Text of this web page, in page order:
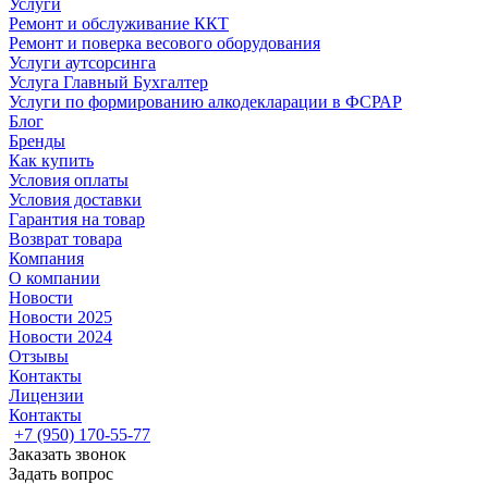
Услуги
Ремонт и обслуживание ККТ
Ремонт и поверка весового оборудования
Услуги аутсорсинга
Услуга Главный Бухгалтер
Услуги по формированию алкодекларации в ФСРАР
Блог
Бренды
Как купить
Условия оплаты
Условия доставки
Гарантия на товар
Возврат товара
Компания
О компании
Новости
Новости 2025
Новости 2024
Отзывы
Контакты
Лицензии
Контакты
+7 (950) 170-55-77
Заказать звонок
Задать вопрос